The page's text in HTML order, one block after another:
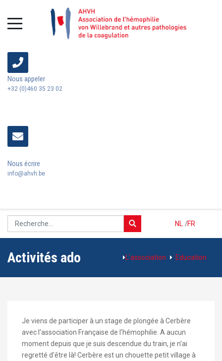
Nous appeler
+32 (0)460 35 23 02
Nous écrire
info@ahvh.be
NL FR
/
Activités ado L'association Education
Je viens de participer à un stage de plongée à Cerbère
avec l'association Française de l'hémophilie. A aucun
moment depuis que je suis descendue du train, je n'ai
regretté d'être là! Cerbère est un chouette petit village à